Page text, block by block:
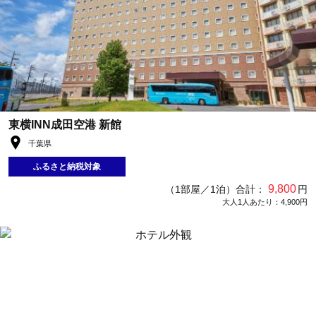
東横INN成田空港 新館
千葉県
ふるさと納税対象
（1部屋／1泊）合計： 9,800円
大人1人あたり：4,900円